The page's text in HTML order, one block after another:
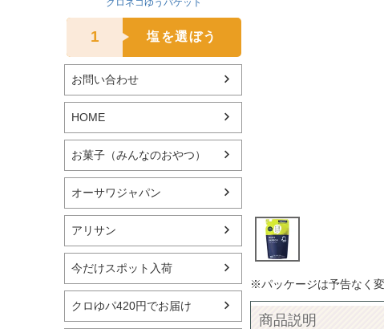
クロネコゆうパケット
1 塩を選ぼう
お問い合わせ
HOME
お菓子（みんなのおやつ）
オーサワジャパン
アリサン
今だけスポット入荷
クロゆパ420円でお届け
※パッケージは予告なく
商品説明